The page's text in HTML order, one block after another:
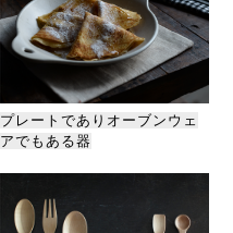
プレートでありオーブンウェ
アでもある器